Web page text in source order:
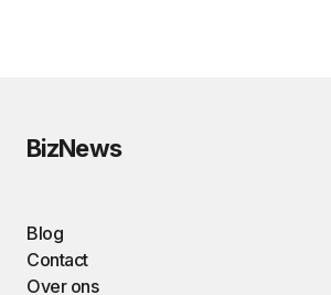
BizNews
Blog
Contact
Over ons